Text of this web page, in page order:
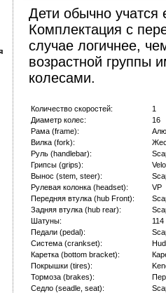
Дети обычно учатся
Комплектация с
случае логичнее,
возрастной группы
колесами.
Количество скоростей:
1
Диаметр колес:
16
Рама (frame):
Вилка (fork):
Руль (handlebar):
Грипсы (grips):
Velo
Вынос (stem, steer):
Рулевая колонка (headset):
VP
Передняя втулка (hub Front):
Задняя втулка (hub rear):
Шатуны:
Педали (pedal):
Система (crankset):
Каретка (bottom bracket):
Покрышки (tires):
Тормоза (brakes):
Седло (seadle, seat):